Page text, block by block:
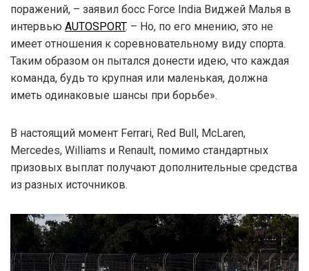
поражений, – заявил босс Force India Виджей Малья в
интервью AUTOSPORT. – Но, по его мнению, это не
имеет отношения к соревновательному виду спорта.
Таким образом он пытался донести идею, что каждая
команда, будь то крупная или маленькая, должна
иметь одинаковые шансы при борьбе».
В настоящий момент Ferrari, Red Bull, McLaren,
Mercedes, Williams и Renault, помимо стандартных
призовых выплат получают дополнительные средства
из разных источников.